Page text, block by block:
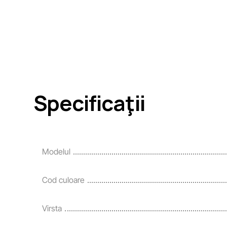
Specificaţii
Modelul
Cod culoare
Virsta